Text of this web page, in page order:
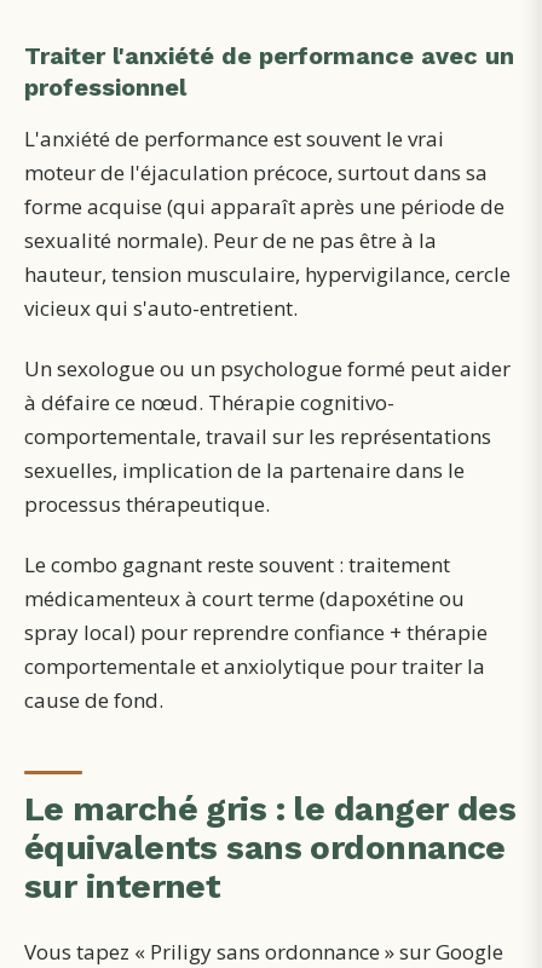
Traiter l'anxiété de performance avec un
professionnel
L'anxiété de performance est souvent le vrai
moteur de l'éjaculation précoce, surtout dans sa
forme acquise (qui apparaît après une période de
sexualité normale). Peur de ne pas être à la
hauteur, tension musculaire, hypervigilance, cercle
vicieux qui s'auto-entretient.
Un sexologue ou un psychologue formé peut aider
à défaire ce nœud. Thérapie cognitivo-
comportementale, travail sur les représentations
sexuelles, implication de la partenaire dans le
processus thérapeutique.
Le combo gagnant reste souvent : traitement
médicamenteux à court terme (dapoxétine ou
spray local) pour reprendre confiance + thérapie
comportementale et anxiolytique pour traiter la
cause de fond.
Le marché gris : le danger des
équivalents sans ordonnance
sur internet
Vous tapez « Priligy sans ordonnance » sur Google